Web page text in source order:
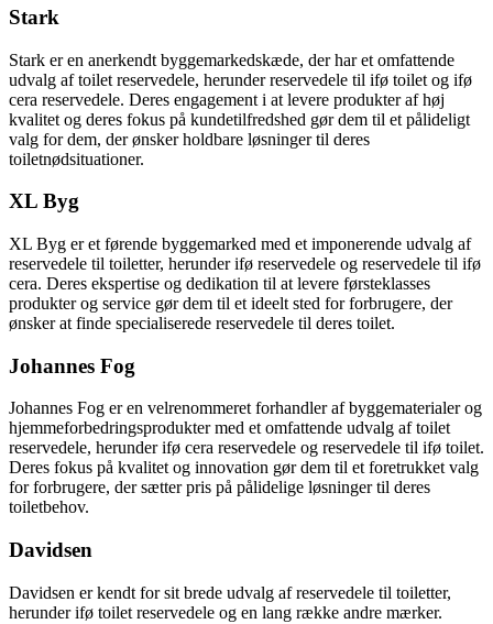
Stark
Stark er en anerkendt byggemarkedskæde, der har et omfattende
udvalg af toilet reservedele, herunder reservedele til ifø toilet og ifø
cera reservedele. Deres engagement i at levere produkter af høj
kvalitet og deres fokus på kundetilfredshed gør dem til et pålideligt
valg for dem, der ønsker holdbare løsninger til deres
toiletnødsituationer.
XL Byg
XL Byg er et førende byggemarked med et imponerende udvalg af
reservedele til toiletter, herunder ifø reservedele og reservedele til ifø
cera. Deres ekspertise og dedikation til at levere førsteklasses
produkter og service gør dem til et ideelt sted for forbrugere, der
ønsker at finde specialiserede reservedele til deres toilet.
Johannes Fog
Johannes Fog er en velrenommeret forhandler af byggematerialer og
hjemmeforbedringsprodukter med et omfattende udvalg af toilet
reservedele, herunder ifø cera reservedele og reservedele til ifø toilet.
Deres fokus på kvalitet og innovation gør dem til et foretrukket valg
for forbrugere, der sætter pris på pålidelige løsninger til deres
toiletbehov.
Davidsen
Davidsen er kendt for sit brede udvalg af reservedele til toiletter,
herunder ifø toilet reservedele og en lang række andre mærker.